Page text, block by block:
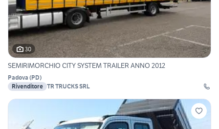
30
SEMIRIMORCHIO CITY SYSTEM TRAILER ANNO 2012
Padova (PD)
Rivenditore TR TRUCKS SRL